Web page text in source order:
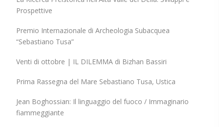
Prospettive
Premio Internazionale di Archeologia Subacquea
“Sebastiano Tusa”
Venti di ottobre | IL DILEMMA di Bizhan Bassiri
Prima Rassegna del Mare Sebastiano Tusa, Ustica
Jean Boghossian: Il linguaggio del fuoco / Immaginario
fiammeggiante